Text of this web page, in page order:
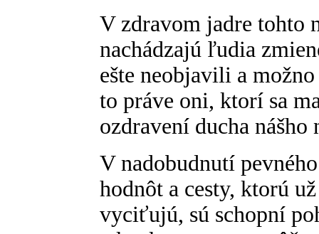
V zdravom jadre tohto
nachádzajú ľudia
ešte neobjavili a
to práve oni, ktorí sa
ozdravení ducha nášho
V nadobudnutí
hodnôt a cesty, ktorú
vyciťujú, sú schopní